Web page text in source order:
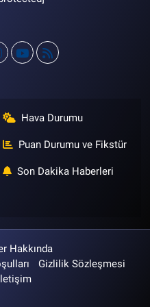
Hava Durumu
Puan Durumu ve Fikstür
Son Dakika Haberleri
Hakkında
Gizlilik Sözleşmesi